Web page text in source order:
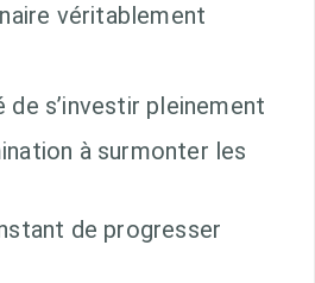
véritablement
de s’investir pleinement
à surmonter les
de progresser